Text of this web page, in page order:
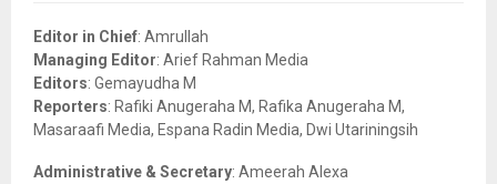
o
r
:
Editor in Chief: Amrullah
Managing Editor: Arief Rahman Media
Editors: Gemayudha M
Reporters: Rafiki Anugeraha M, Rafika Anugeraha M,
Masaraafi Media, Espana Radin Media, Dwi Utariningsih
Administrative & Secretary: Ameerah Alexa